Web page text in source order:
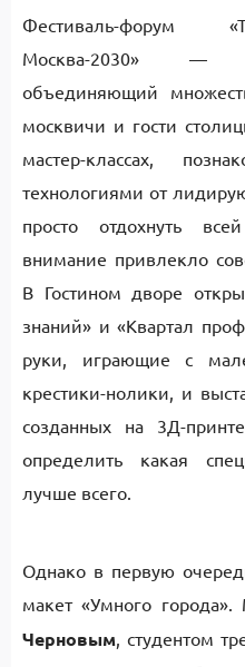
Фестиваль-форум
Москва-2030» —
объединяющий
москвичи и гости
мастер-классах,
технологиями от
просто отдохнуть
внимание привлекло
В Гостином дворе
знаний» и «Квартал
руки, играющие с
крестики-нолики, и
созданных на 3Д-
определить какая
лучше всего.
Однако в первую
макет «Умного
Черновым, студентом